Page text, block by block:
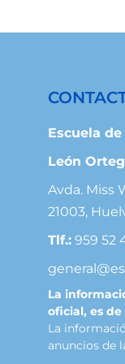
Escuela
León
Avda. Miss
21003,
Tlf.:959 52
La
oficial, es
La
anuncios de